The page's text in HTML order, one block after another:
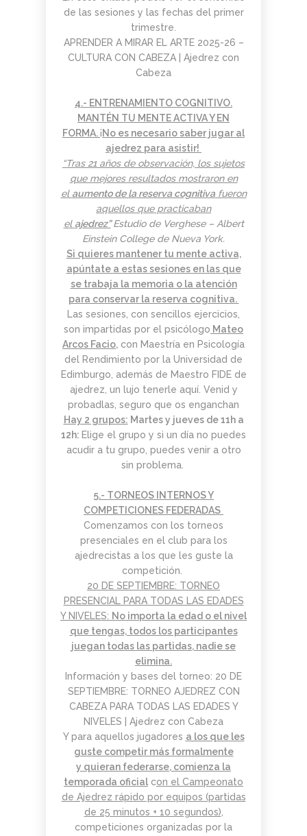
de las sesiones y las fechas del primer
trimestre.
APRENDER A MIRAR EL ARTE 2025-26 –
CULTURA CON CABEZA | Ajedrez con
Cabeza
4.- ENTRENAMIENTO COGNITIVO.
MANTÉN TU MENTE ACTIVA Y EN
FORMA.¡No es necesario saber jugar al
ajedrez para asistir!
“Tras 21 años de observación, los sujetos
que mejores resultados mostraron en
el aumento de la reserva cognitivafueron
aquellos que practicaban
el ajedrez” Estudio de Verghese – Albert
Einstein College de Nueva York.
Si quieres mantener tu mente activa,
apúntate a estas sesiones en las que
se trabaja la memoria o la atención
para conservar la reserva cognitiva.
Las sesiones, con sencillos ejercicios,
son impartidas por el psicólogo Mateo
Arcos Facio, con Maestría en Psicología
del Rendimiento por la Universidad de
Edimburgo, además de Maestro FIDE de
ajedrez, un lujo tenerle aquí. Venid y
probadlas, seguro que os enganchan
Hay 2 grupos: Martes y jueves de 11h a
12h: Elige el grupo y si un día no puedes
acudir a tu grupo, puedes venir a otro
sin problema.
5.- TORNEOS INTERNOS Y
COMPETICIONES FEDERADAS
Comenzamos con los torneos
presenciales en el club para los
ajedrecistas a los que les guste la
competición.
20 DE SEPTIEMBRE: TORNEO
PRESENCIAL PARA TODAS LAS EDADES
Y NIVELES: No importa la edad o el nivel
que tengas, todos los participantes
juegan todas las partidas, nadie se
elimina.
Información y bases del torneo: 20 DE
SEPTIEMBRE: TORNEO AJEDREZ CON
CABEZA PARA TODAS LAS EDADES Y
NIVELES | Ajedrez con Cabeza
Y para aquellos jugadores a los que les
guste competir más formalmente
y quieran federarse, comienza la
temporada oficial con el Campeonato
de Ajedrez rápido por equipos (partidas
de 25 minutos + 10 segundos)
competiciones organizadas por la